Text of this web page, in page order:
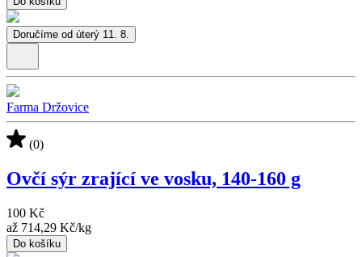
Doručíme od úterý 11. 8.
Farma Držovice
(0)
Ovčí sýr zrající ve vosku, 140-160 g
100 Kč
až 714,29 Kč/kg
Do košíku